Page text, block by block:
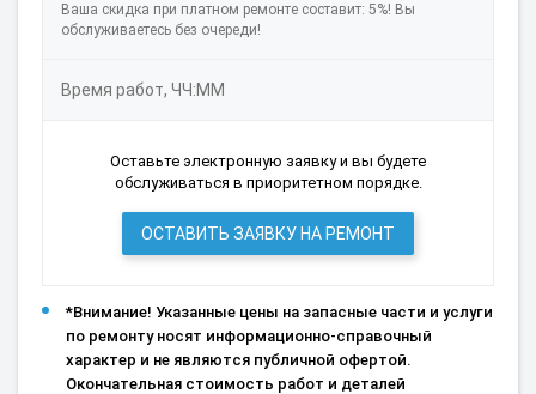
Ваша скидка при платном ремонте составит: 5%! Вы
обслуживаетесь без очереди!
Время работ, ЧЧ:ММ
Оставьте электронную заявку и вы будете
обслуживаться в приоритетном порядке.
ОСТАВИТЬ ЗАЯВКУ НА РЕМОНТ
*Внимание! Указанные цены на запасные части и услуги
по ремонту носят информационно-справочный
характер и не являются публичной офертой.
Окончательная стоимость работ и деталей